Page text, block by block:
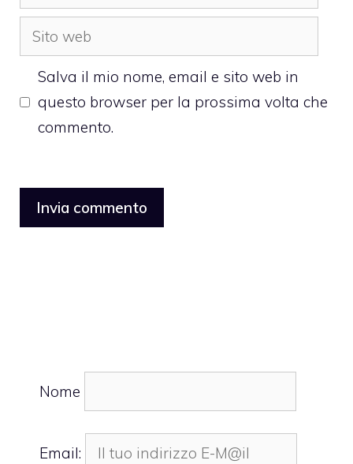
Sito
web
Salva il mio nome, email e sito web in
questo browser per la prossima volta che
commento.
Nome
Email: